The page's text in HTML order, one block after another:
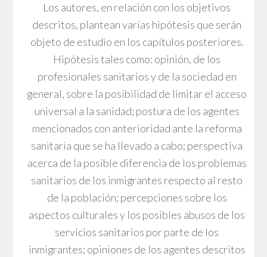
Los autores, en relación con los objetivos
descritos, plantean varías hipótesis que serán
objeto de estudio en los capítulos posteriores.
Hipótesis tales como: opinión, de los
profesionales sanitarios y de la sociedad en
general, sobre la posibilidad de limitar el acceso
universal a la sanidad; postura de los agentes
mencionados con anterioridad ante la reforma
sanitaria que se ha llevado a cabo; perspectiva
acerca de la posible diferencia de los problemas
sanitarios de los inmigrantes respecto al resto
de la población; percepciones sobre los
aspectos culturales y los posibles abusos de los
servicios sanitarios por parte de los
inmigrantes; opiniones de los agentes descritos